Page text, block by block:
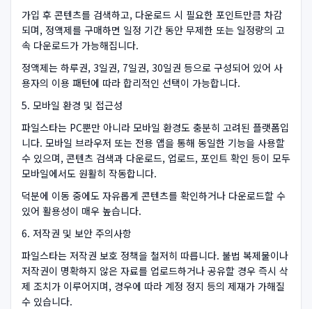
가입 후 콘텐츠를 검색하고, 다운로드 시 필요한 포인트만큼 차감
되며, 정액제를 구매하면 일정 기간 동안 무제한 또는 일정량의 고
속 다운로드가 가능해집니다.
정액제는 하루권, 3일권, 7일권, 30일권 등으로 구성되어 있어 사
용자의 이용 패턴에 따라 합리적인 선택이 가능합니다.
5. 모바일 환경 및 접근성
파일스타는 PC뿐만 아니라 모바일 환경도 충분히 고려된 플랫폼입
니다. 모바일 브라우저 또는 전용 앱을 통해 동일한 기능을 사용할
수 있으며, 콘텐츠 검색과 다운로드, 업로드, 포인트 확인 등이 모두
모바일에서도 원활히 작동합니다.
덕분에 이동 중에도 자유롭게 콘텐츠를 확인하거나 다운로드할 수
있어 활용성이 매우 높습니다.
6. 저작권 및 보안 주의사항
파일스타는 저작권 보호 정책을 철저히 따릅니다. 불법 복제물이나
저작권이 명확하지 않은 자료를 업로드하거나 공유할 경우 즉시 삭
제 조치가 이루어지며, 경우에 따라 계정 정지 등의 제재가 가해질
수 있습니다.